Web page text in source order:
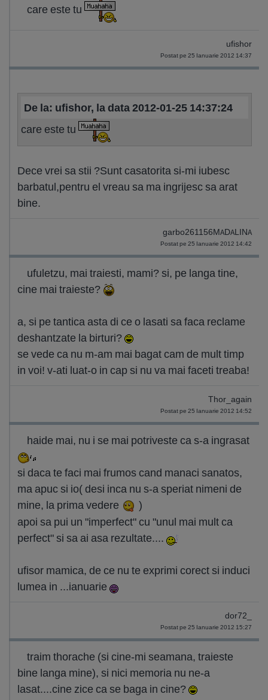
care este tu
ufishor
Postat pe 25 Ianuarie 2012 14:37
De la: ufishor, la data 2012-01-25 14:37:24
care este tu
Dece vrei sa stii ?Sunt casatorita si-mi iubesc
barbatul,pentru el vreau sa ma ingrijesc sa arat
bine.
garbo261156MADALINA
Postat pe 25 Ianuarie 2012 14:42
ufuletzu, mai traiesti, mami? si, pe langa tine,
cine mai traieste?
a, si pe tantica asta di ce o lasati sa faca reclame
deshantzate la birturi?
se vede ca nu m-am mai bagat cam de mult timp
in voi! v-ati luat-o in cap si nu va mai faceti treaba!
Thor_again
Postat pe 25 Ianuarie 2012 14:52
haide mai, nu i se mai potriveste ca s-a ingrasat
si daca te faci mai frumos cand manaci sanatos,
ma apuc si io( desi inca nu s-a speriat nimeni de
mine, la prima vedere
)
apoi sa pui un "imperfect" cu "unul mai mult ca
perfect" si sa ai asa rezultate....
ufisor mamica, de ce nu te exprimi corect si induci
lumea in ...ianuarie
dor72_
Postat pe 25 Ianuarie 2012 15:27
traim thorache (si cine-mi seamana, traieste
bine langa mine), si nici memoria nu ne-a
lasat....cine zice ca se baga in cine?